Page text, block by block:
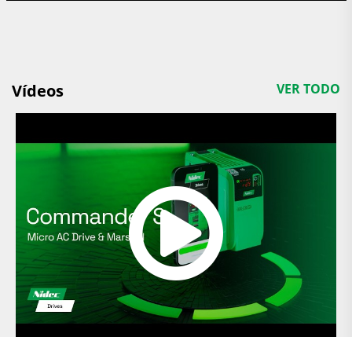
Vídeos VER TODO